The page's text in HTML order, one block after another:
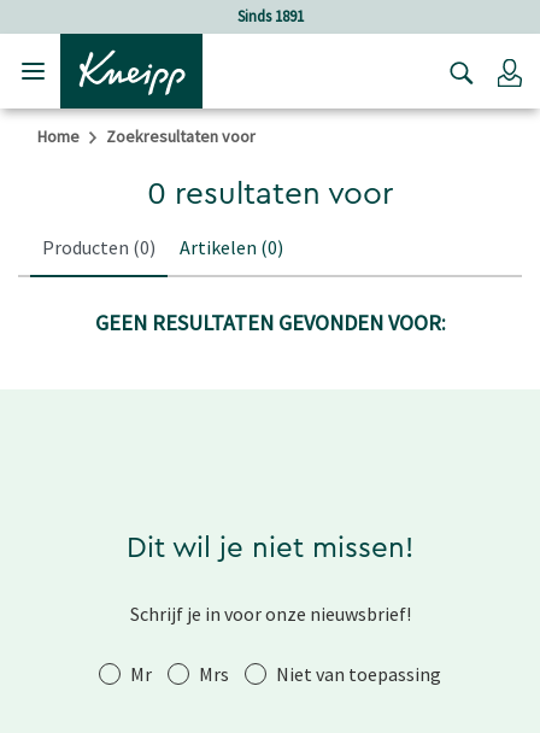
Verder gaan naar hoofdinhoud.Sinds 1891
Home Zoekresultaten voor
0 resultaten voor
Producten (0) Artikelen (0)
GEEN RESULTATEN GEVONDEN VOOR:
Dit wil je niet missen!
Schrijf je in voor onze nieuwsbrief!
Aanhef Mr Mrs Niet van toepassing